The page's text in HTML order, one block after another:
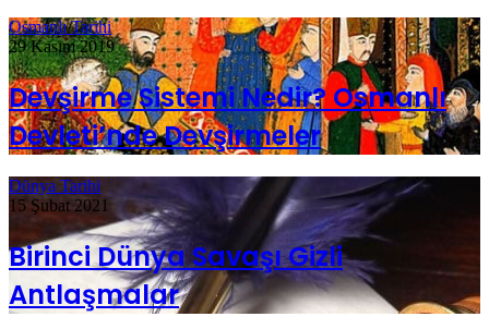
Osmanlı Tarihi
29 Kasım 2019
Devşirme Sistemi Nedir? Osmanlı
Devleti’nde Devşirmeler
Dünya Tarihi
15 Şubat 2021
Birinci Dünya Savaşı Gizli
Antlaşmalar